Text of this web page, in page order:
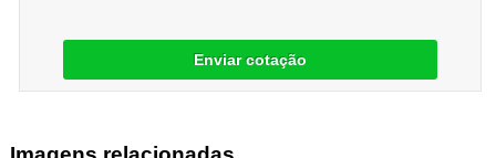
Enviar cotação